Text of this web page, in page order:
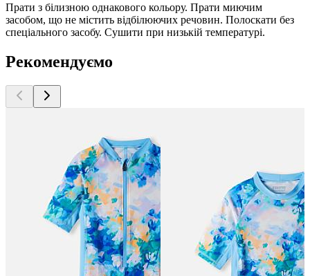
Прати з білизною однакового кольору. Прати миючим
засобом, що не містить відбілюючих речовин. Полоскати без
спеціального засобу. Сушити при низькій температурі.
Рекомендуємо